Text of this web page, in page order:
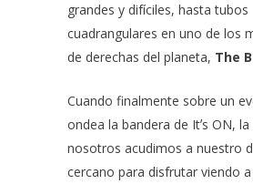
grandes y difíciles, hasta tubos
cuadrangulares en uno de los
de derechas del planeta, The
Cuando finalmente sobre un
ondea la bandera de Itʼs ON,
nosotros acudimos a nuestro
cercano para disfrutar viendo